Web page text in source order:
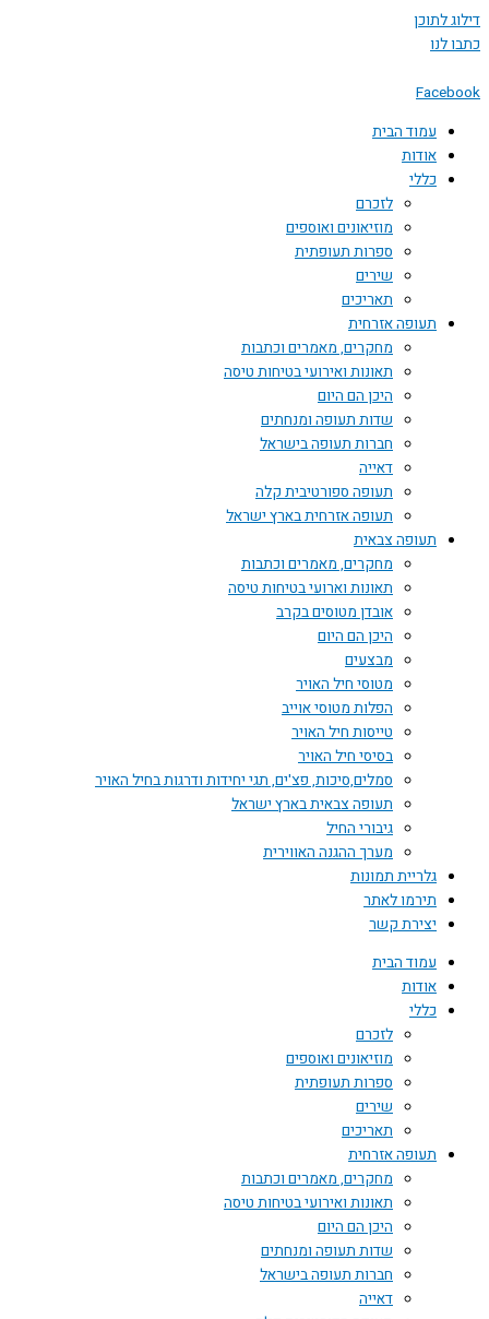
דילוג לתוכן
כתבו לנו
Facebook
עמוד הבית
אודות
כללי
לזכרם
מוזיאונים ואוספים
ספרות תעופתית
שירים
תאריכים
תעופה אזרחית
מחקרים, מאמרים וכתבות
תאונות ואירועי בטיחות טיסה
היכן הם היום
שדות תעופה ומנחתים
חברות תעופה בישראל
דאייה
תעופה ספורטיבית קלה
תעופה אזרחית בארץ ישראל
תעופה צבאית
מחקרים, מאמרים וכתבות
תאונות וארועי בטיחות טיסה
אובדן מטוסים בקרב
היכן הם היום
מבצעים
מטוסי חיל האויר
הפלות מטוסי אוייב
טייסות חיל האויר
בסיסי חיל האויר
סמלים,סיכות, פצ'ים, תגי יחידות ודרגות בחיל האויר
תעופה צבאית בארץ ישראל
גיבורי החיל
מערך ההגנה האווירית
גלריית תמונות
תירמו לאתר
יצירת קשר
עמוד הבית
אודות
כללי
לזכרם
מוזיאונים ואוספים
ספרות תעופתית
שירים
תאריכים
תעופה אזרחית
מחקרים, מאמרים וכתבות
תאונות ואירועי בטיחות טיסה
היכן הם היום
שדות תעופה ומנחתים
חברות תעופה בישראל
דאייה